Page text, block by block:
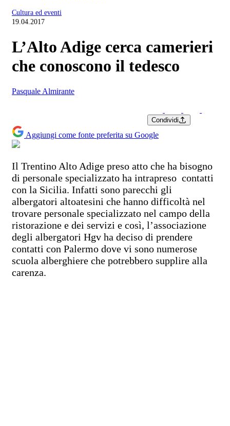
Cultura ed eventi
19.04.2017
L’Alto Adige cerca camerieri
che conoscono il tedesco
Pasquale Almirante
Condividi
Aggiungi come fonte preferita su Google
Il Trentino Alto Adige preso atto che ha bisogno
di personale specializzato ha intrapreso contatti
con la Sicilia. Infatti sono parecchi gli
albergatori altoatesini che hanno difficoltà nel
trovare personale specializzato nel campo della
ristorazione e dei servizi e così, l’associazione
degli albergatori Hgv ha deciso di prendere
contatti con Palermo dove vi sono numerose
scuola alberghiere che potrebbero supplire alla
carenza.